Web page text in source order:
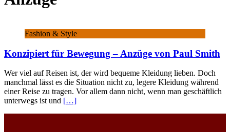
Fashion & Style
Konzipiert für Bewegung – Anzüge von Paul Smith
Wer viel auf Reisen ist, der wird bequeme Kleidung lieben. Doch
manchmal lässt es die Situation nicht zu, legere Kleidung während
einer Reise zu tragen. Vor allem dann nicht, wenn man geschäftlich
unterwegs ist und […]